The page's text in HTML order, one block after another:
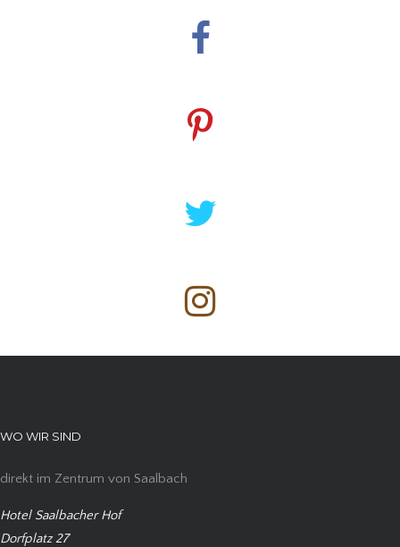
WO WIR SIND
direkt im Zentrum von Saalbach
Hotel Saalbacher Hof
Dorfplatz 27